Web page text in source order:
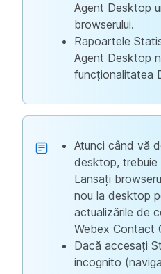
Agent Desktop
browserului.
Rapoartele
Agent Desktop
funcționalitatea
Atunci când vă
desktop, trebuie
Lansați
nou la desktop
actualizările de
Webex Contact
Dacă accesați
incognito